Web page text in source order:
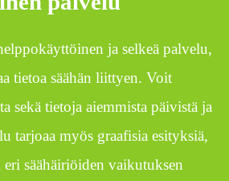
ja selkeä palvelu,
tietoa säähän liittyen. Voit
sekä tietoja aiemmista päivistä ja
tarjoaa myös graafisia esityksiä,
eri säähäiriöiden vaikutuksen